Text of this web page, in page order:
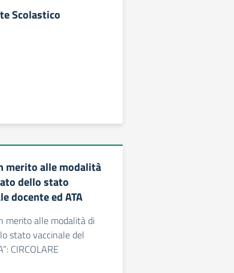
Scolastico
merito alle modalità
dello stato
docente ed ATA
merito alle modalità di
stato vaccinale del
CIRCOLARE